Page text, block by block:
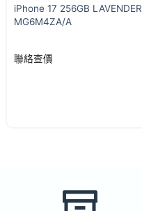
iPhone 17 256GB LAVENDER
MG6M4ZA/A
聯絡查價